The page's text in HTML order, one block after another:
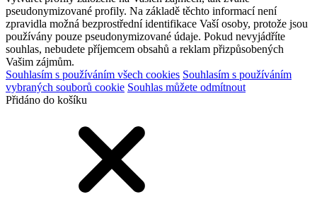
pseudonymizované profily. Na základě těchto informací není
zpravidla možná bezprostřední identifikace Vaší osoby, protože jsou
používány pouze pseudonymizované údaje. Pokud nevyjádříte
souhlas, nebudete příjemcem obsahů a reklam přizpůsobených
Vašim zájmům.
Souhlasím s používáním všech cookies Souhlasím s používáním
vybraných souborů cookie Souhlas můžete odmítnout
Přidáno do košíku